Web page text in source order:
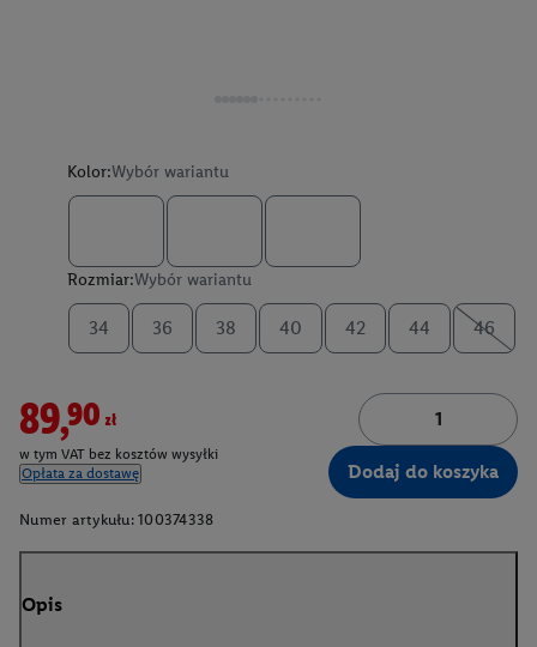
Kolor:Wybór wariantu
Rozmiar:Wybór wariantu
34 36 38 40 42 44 46
89,90zł
w tym VAT bez kosztów wysyłki
Opłata za dostawę
Dodaj do koszyka
Numer artykułu: 100374338
Opis